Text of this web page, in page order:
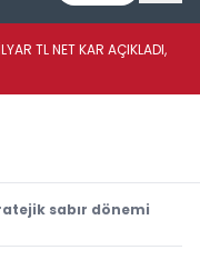
TL NET KAR AÇIKLADI,
sabır dönemi